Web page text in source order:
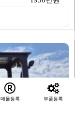
매물등록 부품등록